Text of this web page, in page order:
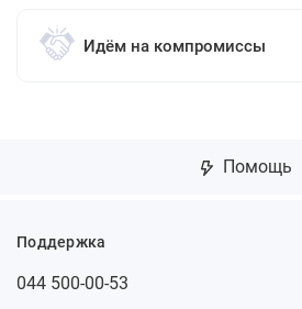
Идём на компромиссы
Помощь
Поддержка
044 500-00-53